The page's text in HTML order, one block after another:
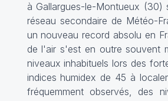
à Gallargues-le-Montueux (30)
réseau secondaire de Météo-
un nouveau record absolu en
de l'air s'est en outre souvent
niveaux inhabituels lors des
indices humidex de 45 à
fréquemment observés, des